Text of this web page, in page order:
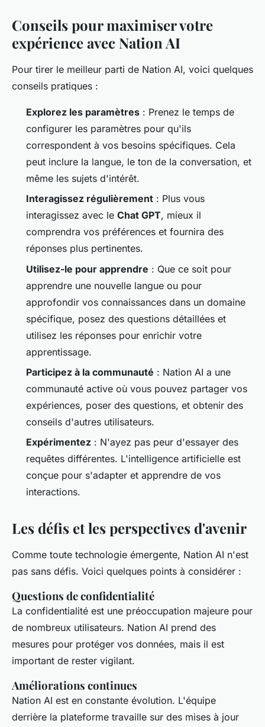
Conseils pour maximiser votre
expérience avec Nation AI
Pour tirer le meilleur parti de Nation AI, voici quelques
conseils pratiques :
Explorez les paramètres : Prenez le temps de
configurer les paramètres pour qu'ils
correspondent à vos besoins spécifiques. Cela
peut inclure la langue, le ton de la conversation, et
même les sujets d'intérêt.
Interagissez régulièrement : Plus vous
interagissez avec le Chat GPT, mieux il
comprendra vos préférences et fournira des
réponses plus pertinentes.
Utilisez-le pour apprendre : Que ce soit pour
apprendre une nouvelle langue ou pour
approfondir vos connaissances dans un domaine
spécifique, posez des questions détaillées et
utilisez les réponses pour enrichir votre
apprentissage.
Participez à la communauté : Nation AI a une
communauté active où vous pouvez partager vos
expériences, poser des questions, et obtenir des
conseils d'autres utilisateurs.
Expérimentez : N'ayez pas peur d'essayer des
requêtes différentes. L'intelligence artificielle est
conçue pour s'adapter et apprendre de vos
interactions.
Les défis et les perspectives d'avenir
Comme toute technologie émergente, Nation AI n'est
pas sans défis. Voici quelques points à considérer :
Questions de confidentialité
La confidentialité est une préoccupation majeure pour
de nombreux utilisateurs. Nation AI prend des
mesures pour protéger vos données, mais il est
important de rester vigilant.
Améliorations continues
Nation AI est en constante évolution. L'équipe
derrière la plateforme travaille sur des mises à jour